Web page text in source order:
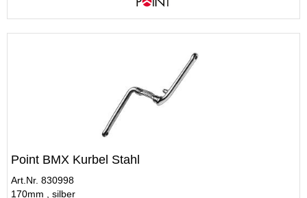
Point BMX Kurbel Stahl
Art.Nr. 830998
170mm , silber